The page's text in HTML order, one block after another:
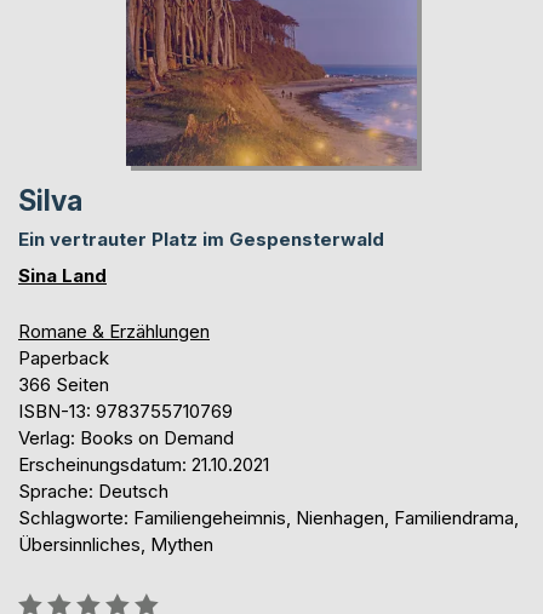
Silva
Ein vertrauter Platz im Gespensterwald
Sina Land
Romane & Erzählungen
Paperback
366 Seiten
ISBN-13: 9783755710769
Verlag: Books on Demand
Erscheinungsdatum: 21.10.2021
Sprache: Deutsch
Schlagworte: Familiengeheimnis, Nienhagen, Familiendrama,
Übersinnliches, Mythen
Bewertung::